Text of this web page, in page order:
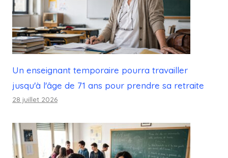
Un enseignant temporaire pourra travailler
jusqu'à l'âge de 71 ans pour prendre sa retraite
28 juillet 2026